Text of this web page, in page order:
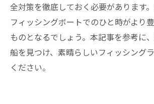
全対策を徹底しておく必要があります。
フィッシングボートでのひと時がより
ものとなるでしょう。本記事を参考に
船を見つけ、素晴らしいフィッシング
ください。